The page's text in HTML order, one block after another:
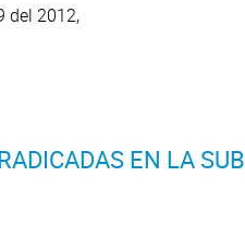
del 2012,
EN LA